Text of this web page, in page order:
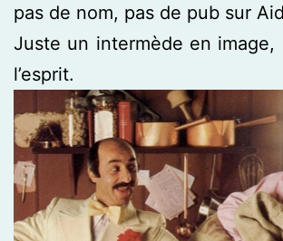
pas de nom, pas de pub sur
Juste un intermède en image,
l’esprit.